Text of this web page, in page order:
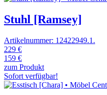
Stuhl [Ramsey]
Artikelnummer: 12422949.1.
229 €
159 €
zum Produkt
Sofort verfügbar!